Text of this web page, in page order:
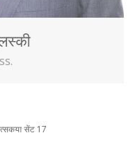
सेंट 17